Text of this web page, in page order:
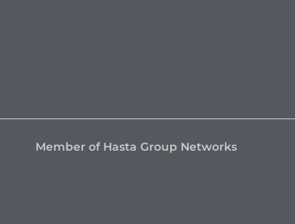
Member of Hasta Group Networks